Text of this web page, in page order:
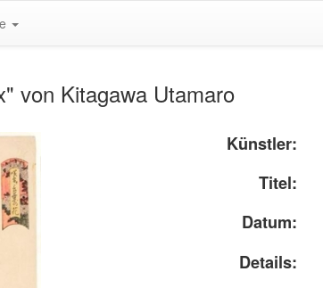
von Kitagawa Utamaro
Künstler:
Titel:
Datum:
Details: